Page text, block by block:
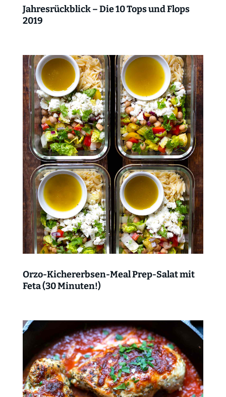
Jahresrückblick – Die 10 Tops und Flops
2019
Orzo-Kichererbsen-Meal Prep-Salat mit
Feta (30 Minuten!)